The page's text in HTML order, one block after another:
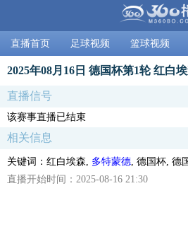
直播首页 足球视频 篮球视频
2025年08月16日 德国杯第1轮 红白
直播信号
该赛事直播已结束
相关信息
关键词：红白埃森, 多特蒙德 , 德国杯, 德
直播开始时间：2025-08-16 21:30